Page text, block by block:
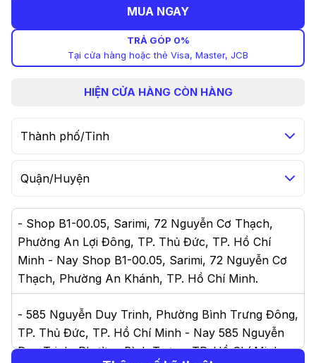
MUA NGAY
TRẢ GÓP 0%
Tại cửa hàng hoặc thẻ Visa, Master, JCB
HIỆN CỬA HÀNG CÒN HÀNG
Thành phố/Tỉnh
Quận/Huyện
- Shop B1-00.05, Sarimi, 72 Nguyễn Cơ Thạch,
Phường An Lợi Đông, TP. Thủ Đức, TP. Hồ Chí
Minh - Nay Shop B1-00.05, Sarimi, 72 Nguyễn Cơ
Thạch, Phường An Khánh, TP. Hồ Chí Minh.
- 585 Nguyễn Duy Trinh, Phường Bình Trưng Đông,
TP. Thủ Đức, TP. Hồ Chí Minh - Nay 585 Nguyễn
Duy Trinh, Phường Bình Trưng, TP. Hồ Chí Minh.